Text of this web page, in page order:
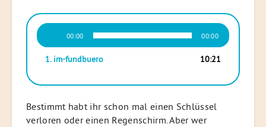
Audio-
Player
00:00 00:00
1. im-fundbuero 10:21
Bestimmt habt ihr schon mal einen Schlüssel
verloren oder einen Regenschirm. Aber wer